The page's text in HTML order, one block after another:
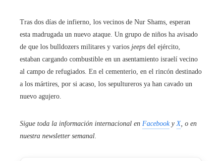
Tras dos días de infierno, los vecinos de Nur Shams, esperan
esta madrugada un nuevo ataque. Un grupo de niños ha avisado
de que los bulldozers militares y varios jeeps del ejército,
estaban cargando combustible en un asentamiento israelí vecino
al campo de refugiados. En el cementerio, en el rincón destinado
a los mártires, por si acaso, los sepultureros ya han cavado un
nuevo agujero.
Sigue toda la información internacional en FacebookyX, o en
nuestra newsletter semanal.